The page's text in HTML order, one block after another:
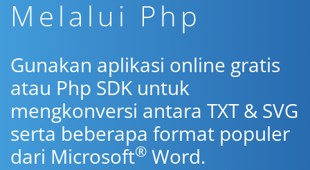
Melalui Php
Gunakan aplikasi online gratis
atau Php SDK untuk
mengkonversi antara TXT & SVG
serta beberapa format populer
dari Microsoft® Word.